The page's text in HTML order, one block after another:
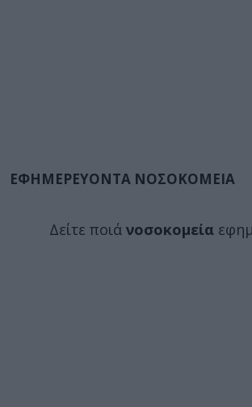
ΕΦΗΜΕΡΕΥΟΝΤΑ ΝΟΣΟΚΟΜΕΙΑ
Δείτε ποιά νοσοκομεία